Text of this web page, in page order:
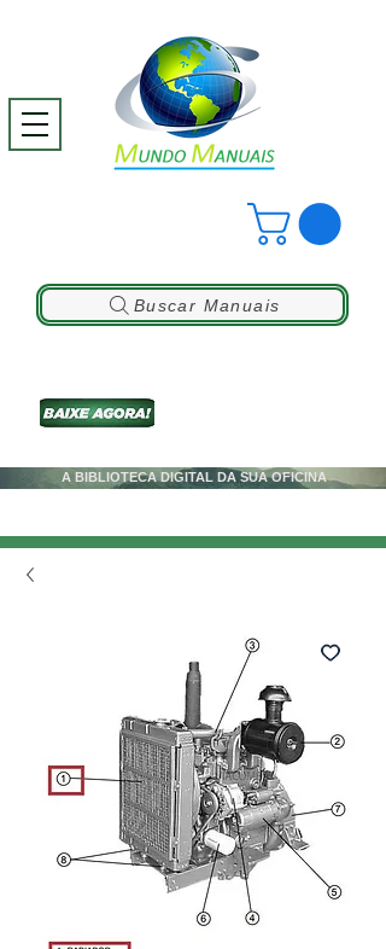
A BIBLIOTECA DIGITAL DA SUA OFICINA
Buscar Manuais